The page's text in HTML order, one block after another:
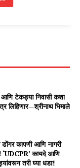
आणि टेकड्या निवासी कशा
लिहिणार—श्रीनाथ भिमाले
डोंगर कापणी आणि नागरी
‘UDCPR’ कायदे आणि
तरी घ्या धडा!